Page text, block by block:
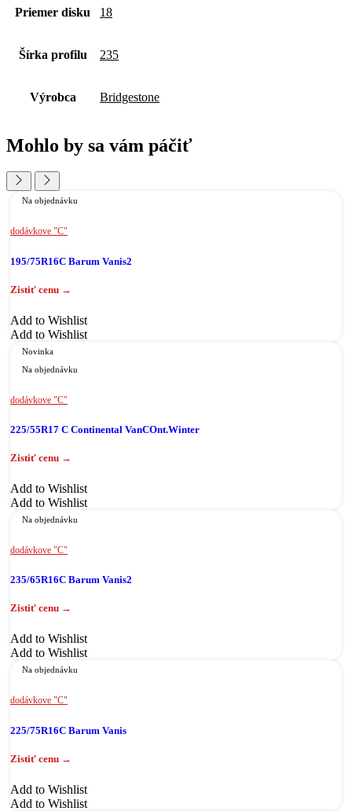
Priemer disku 18
Šírka profilu 235
Výrobca Bridgestone
Mohlo by sa vám páčiť
Na objednávku
dodávkove "C"
195/75R16C Barum Vanis2
Add to Wishlist
Add to Wishlist
Novinka
Na objednávku
dodávkove "C"
225/55R17 C Continental VanCOnt.Winter
Add to Wishlist
Add to Wishlist
Na objednávku
dodávkove "C"
235/65R16C Barum Vanis2
Add to Wishlist
Add to Wishlist
Na objednávku
dodávkove "C"
225/75R16C Barum Vanis
Add to Wishlist
Add to Wishlist